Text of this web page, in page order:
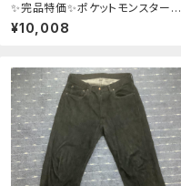
✨完品特価✨ポケットモンスターピ
カチュウ ゲームボーイ NINTE
NDO 任天堂
¥10,008